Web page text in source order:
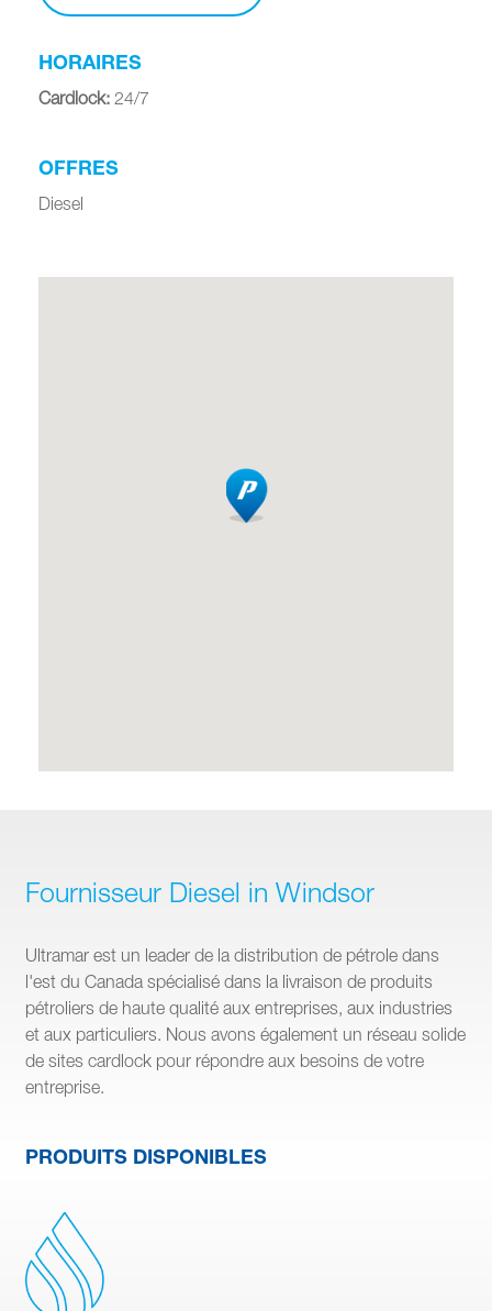
HORAIRES
Cardlock: 24/7
OFFRES
Diesel
Fournisseur Diesel in Windsor
Ultramar est un leader de la distribution de pétrole dans
l'est du Canada spécialisé dans la livraison de produits
pétroliers de haute qualité aux entreprises, aux industries
et aux particuliers. Nous avons également un réseau solide
de sites cardlock pour répondre aux besoins de votre
entreprise.
PRODUITS DISPONIBLES